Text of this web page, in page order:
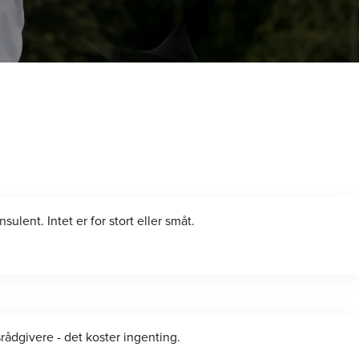
Intet er for stort eller småt.
- det koster ingenting.